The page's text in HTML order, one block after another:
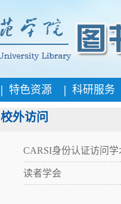
| 特色资源 | 科研服务
校外访问
CARSI身份认证访问
读者学会